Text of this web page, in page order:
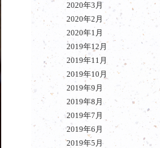
2020年3月
2020年2月
2020年1月
2019年12月
2019年11月
2019年10月
2019年9月
2019年8月
2019年7月
2019年6月
2019年5月